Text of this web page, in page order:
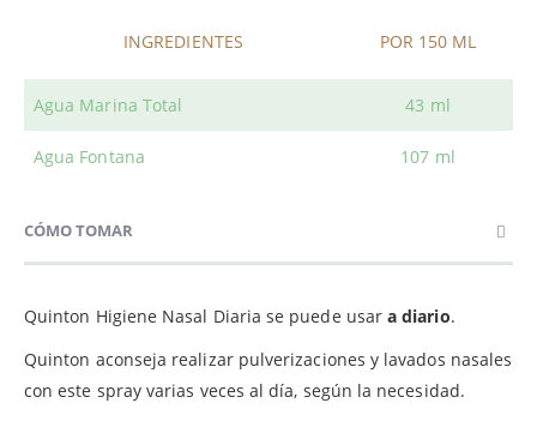
INGREDIENTES POR 150 ML
Agua Marina Total 43 ml
Agua Fontana 107 ml
CÓMO TOMAR
Quinton Higiene Nasal Diaria se puede usara diario.
Quinton aconseja realizar pulverizaciones y lavados nasales
con este spray varias veces al día, según la necesidad.